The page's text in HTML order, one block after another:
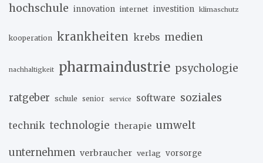
hochschule innovation internet investition klimaschutz
kooperation krankheiten krebs medien
nachhaltigkeit pharmaindustrie psychologie
ratgeber schule senior service software soziales
technik technologie therapie umwelt
unternehmen verbraucher verlag vorsorge